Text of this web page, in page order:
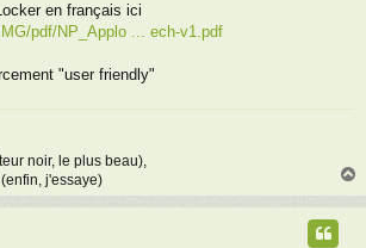
en français ici
pdf/NP_Applo ... ech-v1.pdf
"user friendly"
noir, le plus beau),
j'essaye)
u